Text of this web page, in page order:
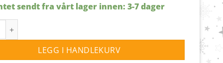
sendt fra vårt lager innen: 3-7 dager
takspot GU10 - Hvit antall
LEGG I HANDLEKURV